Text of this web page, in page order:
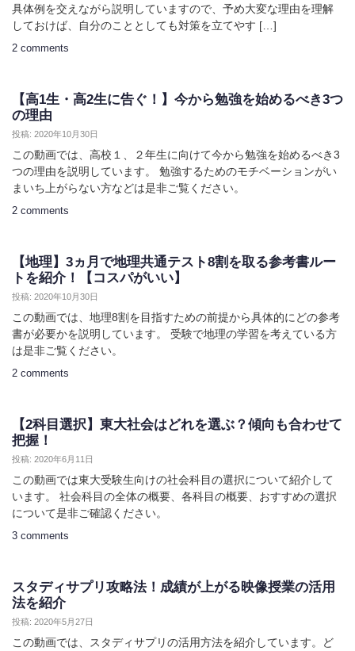
具体例を交えながら説明していますので、予め大変な理由を理解
しておけば、自分のこととしても対策を立てやす […]
2 comments
【高1生・高2生に告ぐ！】今から勉強を始めるべき3つ
の理由
投稿: 2020年10月30日
この動画では、高校１、２年生に向けて今から勉強を始めるべき3
つの理由を説明しています。 勉強するためのモチベーションがい
まいち上がらない方などは是非ご覧ください。
2 comments
【地理】3ヵ月で地理共通テスト8割を取る参考書ルー
トを紹介！【コスパがいい】
投稿: 2020年10月30日
この動画では、地理8割を目指すための前提から具体的にどの参考
書が必要かを説明しています。 受験で地理の学習を考えている方
は是非ご覧ください。
2 comments
【2科目選択】東大社会はどれを選ぶ？傾向も合わせて
把握！
投稿: 2020年6月11日
この動画では東大受験生向けの社会科目の選択について紹介して
います。 社会科目の全体の概要、各科目の概要、おすすめの選択
について是非ご確認ください。
3 comments
スタディサプリ攻略法！成績が上がる映像授業の活用
法を紹介
投稿: 2020年5月27日
この動画では、スタディサプリの活用方法を紹介しています。ど